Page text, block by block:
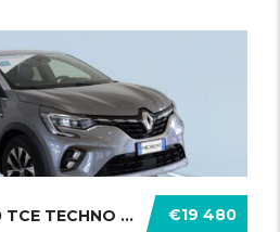
€19 480
RENAULT CAPTUR 1.0 TCE TECHNO GPL 1 .......